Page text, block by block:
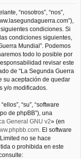
“nosotros”, “nos”,
condiciones. Si
condiciones siguientes,
Mundial”. Podemos
todo lo posible por
revisar este
de “La Segunda Guerra
su aceptación de quedar
y/o modificados.
“su”, “software
de phpBB”), una
General GNU v2» (en
. El software
no se hace
o prohibida en este